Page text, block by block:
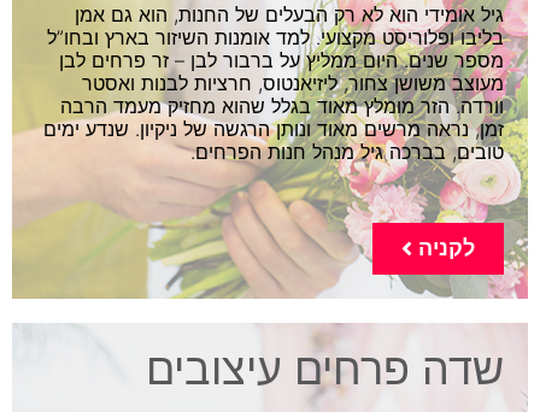
גיל אומידי הוא לא רק הבעלים של החנות, הוא גם אמן
בליבו ופלוריסט מקצועי. למד אומנות השיזור בארץ ובחו”ל
מספר שנים. היום ממליץ על ברבור לבן – זר פרחים לבן
מעוצב משושן צחור, ליזיאנטוס, חרציות לבנות ואסטר
וורדה. הזר מומלץ מאוד בגלל שהוא מחזיק מעמד הרבה
זמן, נראה מרשים מאוד ונותן הרגשה של ניקיון. שנדע ימים
טובים, בברכה גיל מנהל חנות הפרחים.
לקניה
שדה פרחים עיצובים